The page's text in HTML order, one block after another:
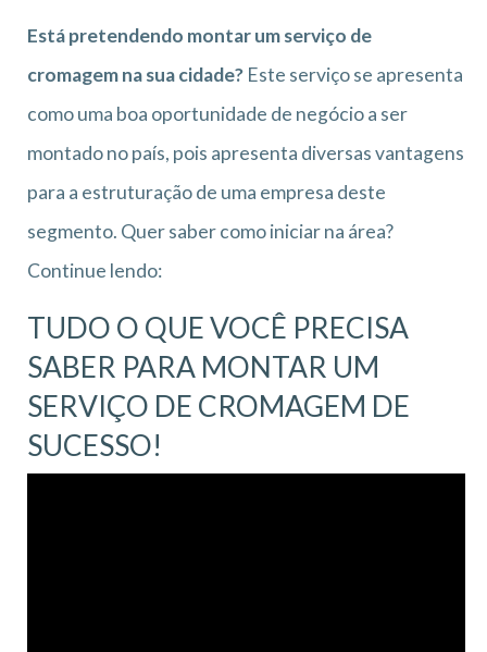
Está pretendendo montar um serviço de
cromagem na sua cidade? Este serviço se apresenta
como uma boa oportunidade de negócio a ser
montado no país, pois apresenta diversas vantagens
para a estruturação de uma empresa deste
segmento. Quer saber como iniciar na área?
Continue lendo:
TUDO O QUE VOCÊ PRECISA
SABER PARA MONTAR UM
SERVIÇO DE CROMAGEM DE
SUCESSO!